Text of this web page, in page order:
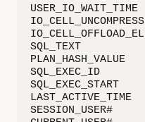
SQL_TEXT
SQL_EXEC_ID
SESSION_USER#